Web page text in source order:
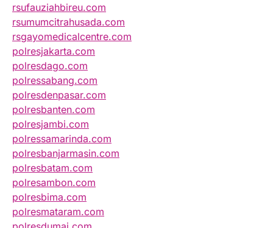
rsufauziahbireu.com
rsumumcitrahusada.com
rsgayomedicalcentre.com
polresjakarta.com
polresdago.com
polressabang.com
polresdenpasar.com
polresbanten.com
polresjambi.com
polressamarinda.com
polresbanjarmasin.com
polresbatam.com
polresambon.com
polresbima.com
polresmataram.com